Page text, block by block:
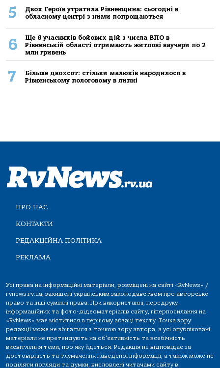
5
Двох Героїв утратила Рівненщина: сьогодні в
обласному центрі з ними попрощаються
6
Ще 6 учасників бойових дій з числа ВПО в
Рівненській області отримають житлові ваучери по 2
млн гривень
7
Більше двохсот: стільки малюків народилося в
Рівненському пологовому в липні
ПРО НАС
КОНТАКТИ
РЕДАКЦІЙНА ПОЛІТИКА
РЕКЛАМА
Усі права на інформаційні матеріали, розміщені на сайті «RvNews» /
rvnews.rv.ua, захищені українським законодавством про авторське
право та інші суміжні права. При використанні, передруку
інформаційних та фото-,відеоматеріалів сайту, гіперпосилання на
«RvNews» має міститися в першому абзаці тексту. Точка зору
редакції може не збігатися з точкою зору автора, а усі опубліковані
матеріали не претендують на об'єктивність та всебічність
висвітлення теми, про яку йдеться. Редакція не відповідає за
достовірність та тлумачення наведеної інформації, а також може не
поділяти погляди та думки, висловлені читачами сайту в